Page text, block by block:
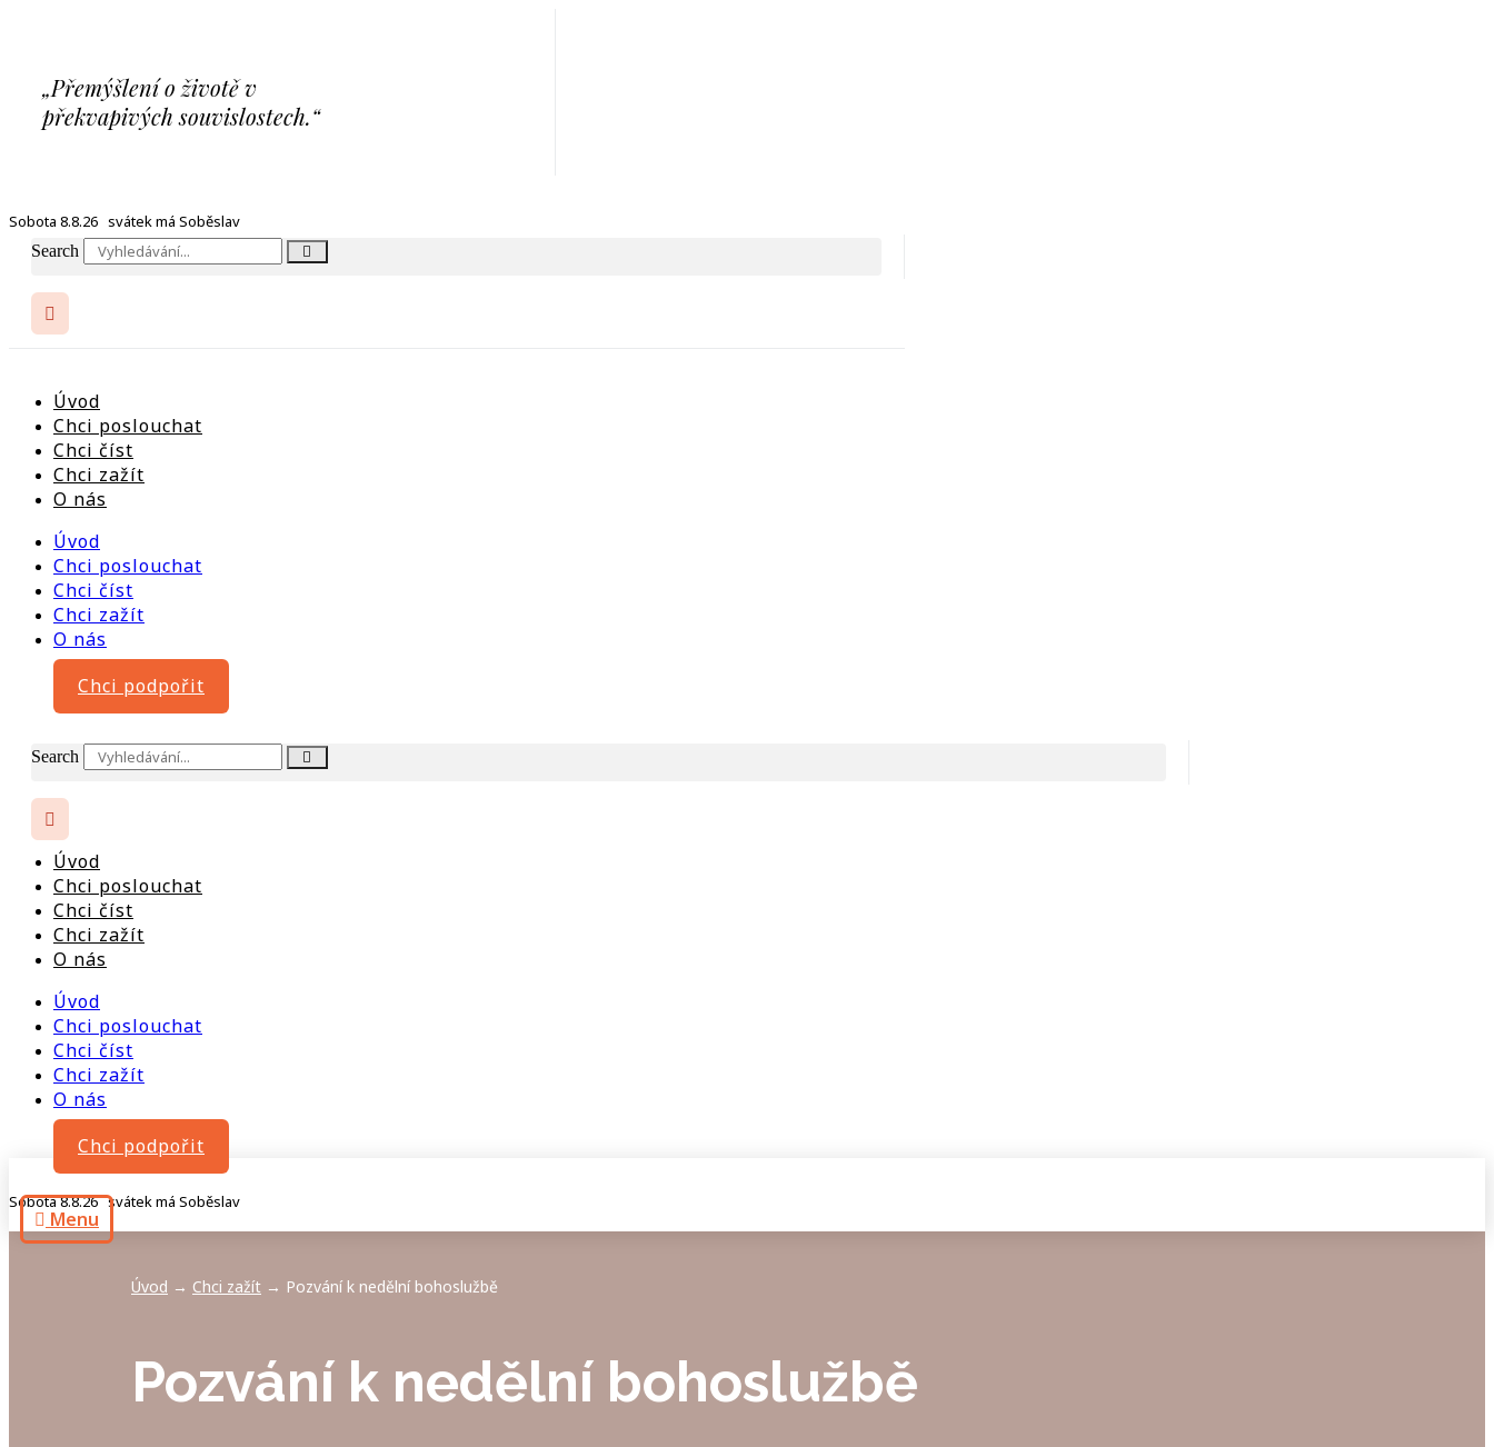
„Přemýšlení o životě v
překvapivých souvislostech.“
Sobota 8.8.26 svátek má Soběslav
Search
Úvod
Chci poslouchat
Chci číst
Chci zažít
O nás
Úvod
Chci poslouchat
Chci číst
Chci zažít
O nás
Chci podpořit
Search
Úvod
Chci poslouchat
Chci číst
Chci zažít
O nás
Úvod
Chci poslouchat
Chci číst
Chci zažít
O nás
Chci podpořit
Sobota 8.8.26 svátek má Soběslav
Menu
Úvod → Chci zažít → Pozvání k nedělní bohoslužbě
Pozvání k nedělní bohoslužbě